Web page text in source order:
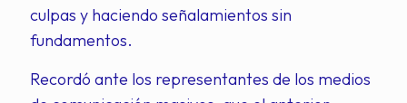
culpas y haciendo señalamientos sin
fundamentos.
Recordó ante los representantes de los medios